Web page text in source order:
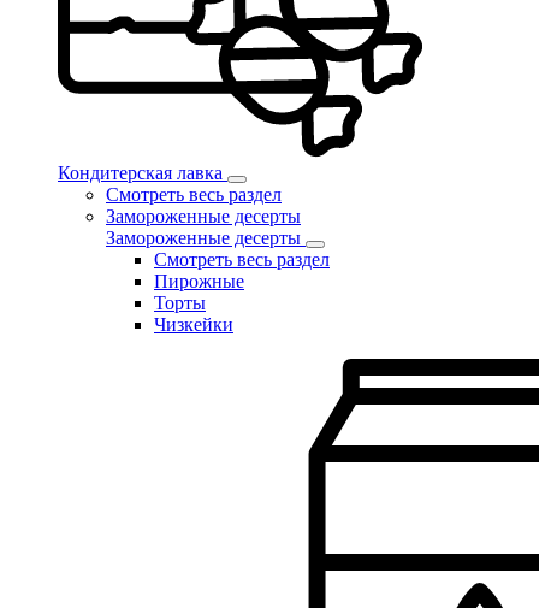
Кондитерская лавка
Смотреть весь раздел
Замороженные десерты
Замороженные десерты
Смотреть весь раздел
Пирожные
Торты
Чизкейки